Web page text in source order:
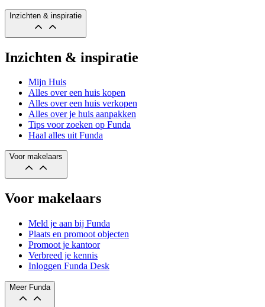
Inzichten & inspiratie
Inzichten & inspiratie
Mijn Huis
Alles over een huis kopen
Alles over een huis verkopen
Alles over je huis aanpakken
Tips voor zoeken op Funda
Haal alles uit Funda
Voor makelaars
Voor makelaars
Meld je aan bij Funda
Plaats en promoot objecten
Promoot je kantoor
Verbreed je kennis
Inloggen Funda Desk
Meer Funda